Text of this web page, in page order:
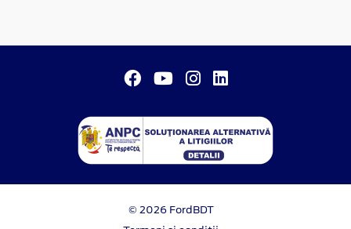
© 2026 FordBDT